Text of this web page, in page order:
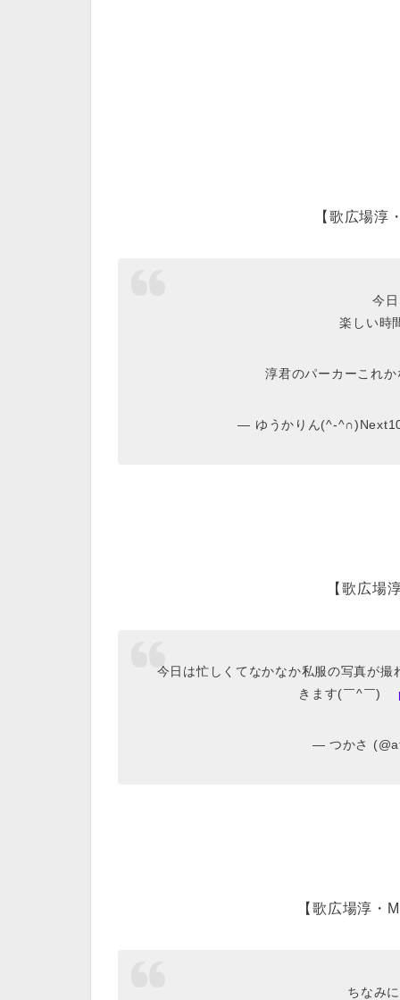
【歌広場淳
今
楽しい時
淳君のパーカーこれ
— ゆうかりん(^-
【歌広場
今日は忙しくてなかなか私服の写真が
きます(￣^￣)ゞ
— つかさ
【歌広場淳・
ちなみ